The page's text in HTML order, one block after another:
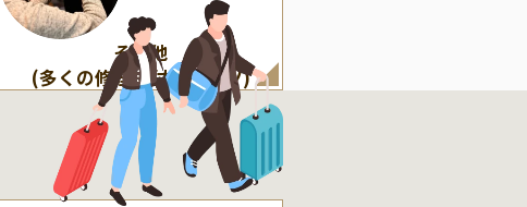
その他
(多くの修理・付属パーツ)